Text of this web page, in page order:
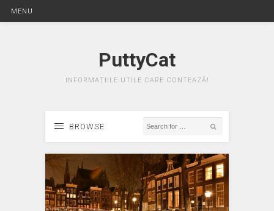
MENU
PuttyCat
INFORMAȚIILE UTILE CARE CONTEAZĂ!
BROWSE